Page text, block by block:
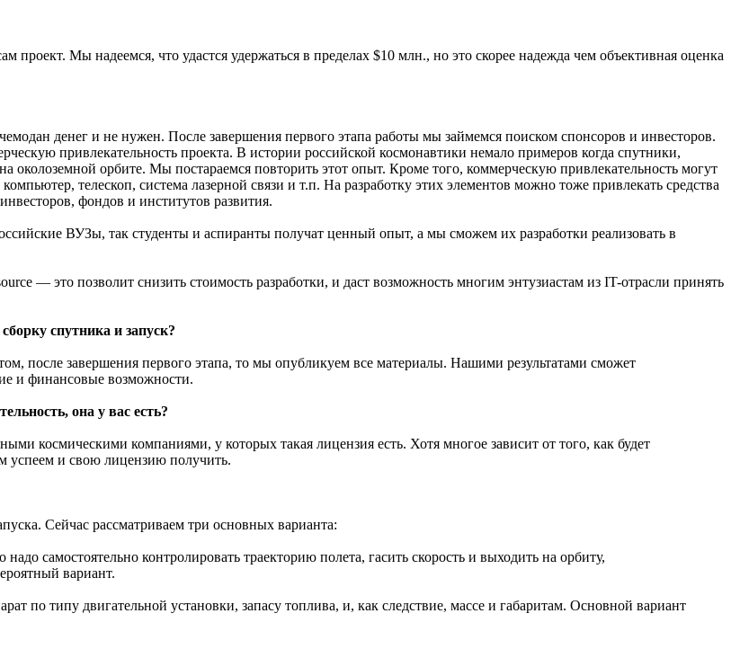
проект. Мы надеемся, что удастся удержаться в пределах $10 млн., но это скорее надежда чем объективная оценка
денег и не нужен. После завершения первого этапа работы мы займемся поиском спонсоров и инвесторов.
привлекательность проекта. В истории российской космонавтики немало примеров когда спутники,
орбите. Мы постараемся повторить этот опыт. Кроме того, коммерческую привлекательность могут
телескоп, система лазерной связи и т.п. На разработку этих элементов можно тоже привлекать средства
фондов и институтов развития.
ВУЗы, так студенты и аспиранты получат ценный опыт, а мы сможем их разработки реализовать в
— это позволит снизить стоимость разработки, и даст возможность многим энтузиастам из IT-отрасли принять
спутника и запуск?
после завершения первого этапа, то мы опубликуем все материалы. Нашими результатами сможет
и финансовые возможности.
она у вас есть?
космическими компаниями, у которых такая лицензия есть. Хотя многое зависит от того, как будет
успеем и свою лицензию получить.
Сейчас рассматриваем три основных варианта:
самостоятельно контролировать траекторию полета, гасить скорость и выходить на орбиту,
вариант.
по типу двигательной установки, запасу топлива, и, как следствие, массе и габаритам. Основной вариант